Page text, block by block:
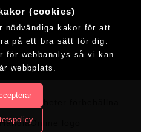
Alla rättigheter förbehållna.
(cookies)
nödvändiga kakor för att
på ett bra sätt för dig.
för webbanalys så vi kan
webbplats.